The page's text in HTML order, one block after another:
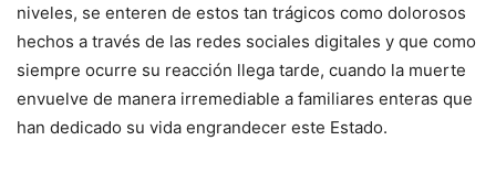
niveles, se enteren de estos tan trágicos como dolorosos
hechos a través de las redes sociales digitales y que como
siempre ocurre su reacción llega tarde, cuando la muerte
envuelve de manera irremediable a familiares enteras que
han dedicado su vida engrandecer este Estado.